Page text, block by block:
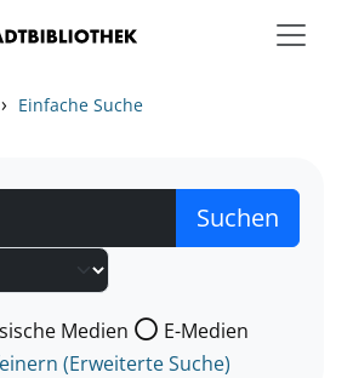
› Einfache Suche
Medienart nach der Sie suchen wollen.
Medien
E-Medien
(Erweiterte Suche)